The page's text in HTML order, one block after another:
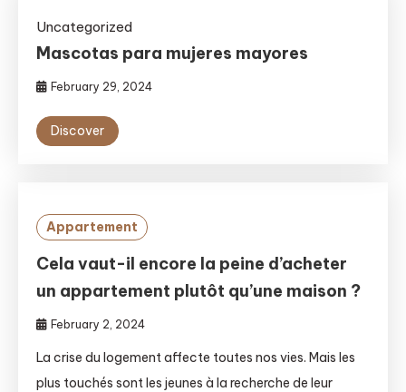
Uncategorized
Mascotas para mujeres mayores
February 29, 2024
Discover
Appartement
Cela vaut-il encore la peine d’acheter
un appartement plutôt qu’une maison ?
February 2, 2024
La crise du logement affecte toutes nos vies. Mais les
plus touchés sont les jeunes à la recherche de leur